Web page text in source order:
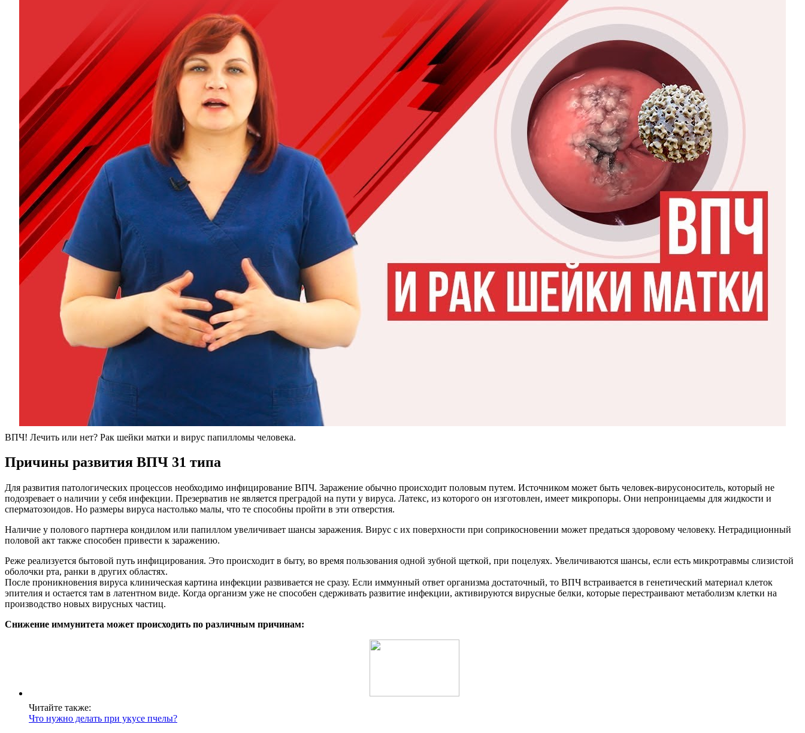
ВПЧ! Лечить или нет? Рак шейки матки и вирус папилломы человека.
Причины развития ВПЧ 31 типа
Для развития патологических процессов необходимо инфицирование ВПЧ. Заражение обычно происходит половым путем. Источником может быть человек-вирусоноситель, который не
подозревает о наличии у себя инфекции. Презерватив не является преградой на пути у вируса. Латекс, из которого он изготовлен, имеет микропоры. Они непроницаемы для жидкости и
сперматозоидов. Но размеры вируса настолько малы, что те способны пройти в эти отверстия.
Наличие у полового партнера кондилом или папиллом увеличивает шансы заражения. Вирус с их поверхности при соприкосновении может предаться здоровому человеку. Нетрадиционный
половой акт также способен привести к заражению.
Реже реализуется бытовой путь инфицирования. Это происходит в быту, во время пользования одной зубной щеткой, при поцелуях. Увеличиваются шансы, если есть микротравмы слизистой
оболочки рта, ранки в других областях.
После проникновения вируса клиническая картина инфекции развивается не сразу. Если иммунный ответ организма достаточный, то ВПЧ встраивается в генетический материал клеток
эпителия и остается там в латентном виде. Когда организм уже не способен сдерживать развитие инфекции, активируются вирусные белки, которые перестраивают метаболизм клетки на
производство новых вирусных частиц.
Снижение иммунитета может происходить по различным причинам:
Читайте также:
Что нужно делать при укусе пчелы?